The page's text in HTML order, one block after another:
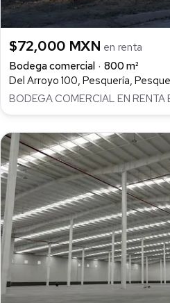
$72,000 MXN en renta
Bodega comercial
800 m²
Del Arroyo 100, Pesquería,
BODEGA COMERCIAL EN RENTA